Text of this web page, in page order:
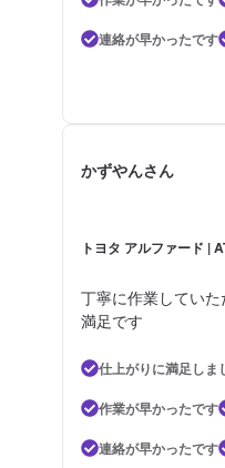
連絡が早かったです
かずやんさん
トヨタ アルファード |
丁寧に作業してい
満足です
仕上がりに満足しま
作業が早かったです
連絡が早かったです